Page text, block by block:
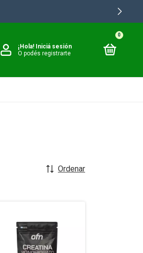
¡Hola! Iniciá sesión
O podés registrarte
0
Ordenar